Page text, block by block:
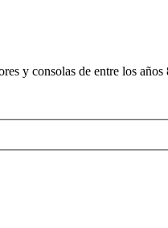
y consolas de entre los años